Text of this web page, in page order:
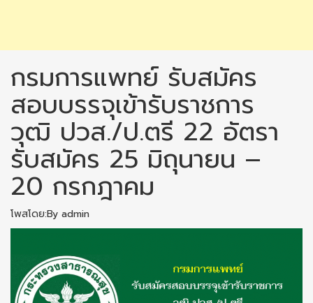
กรมการแพทย์ รับสมัคร
สอบบรรจุเข้ารับราชการ
วุฒิ ปวส./ป.ตรี 22 อัตรา
รับสมัคร 25 มิถุนายน –
20 กรกฎาคม
โพสโดย:By admin